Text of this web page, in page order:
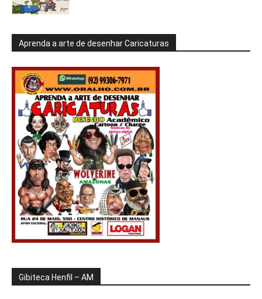
Aprenda a arte de desenhar Caricaturas
Gibiteca Henfil – AM